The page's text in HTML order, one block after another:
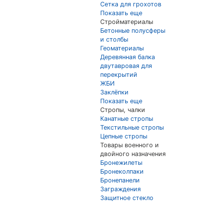
Сетка для грохотов
Показать еще
Стройматериалы
Бетонные полусферы
и столбы
Геоматериалы
Деревянная балка
двутавровая для
перекрытий
ЖБИ
Заклёпки
Показать еще
Стропы, чалки
Канатные стропы
Текстильные стропы
Цепные стропы
Товары военного и
двойного назначения
Бронежилеты
Бронеколпаки
Бронепанели
Заграждения
Защитное стекло